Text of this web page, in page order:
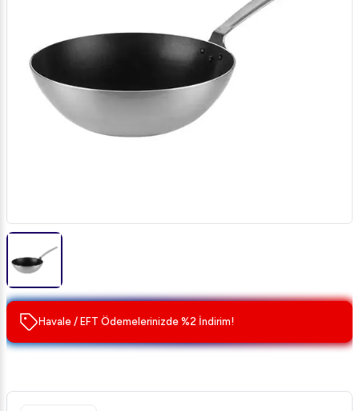
Havale / EFT Ödemelerinizde %2 İndirim!